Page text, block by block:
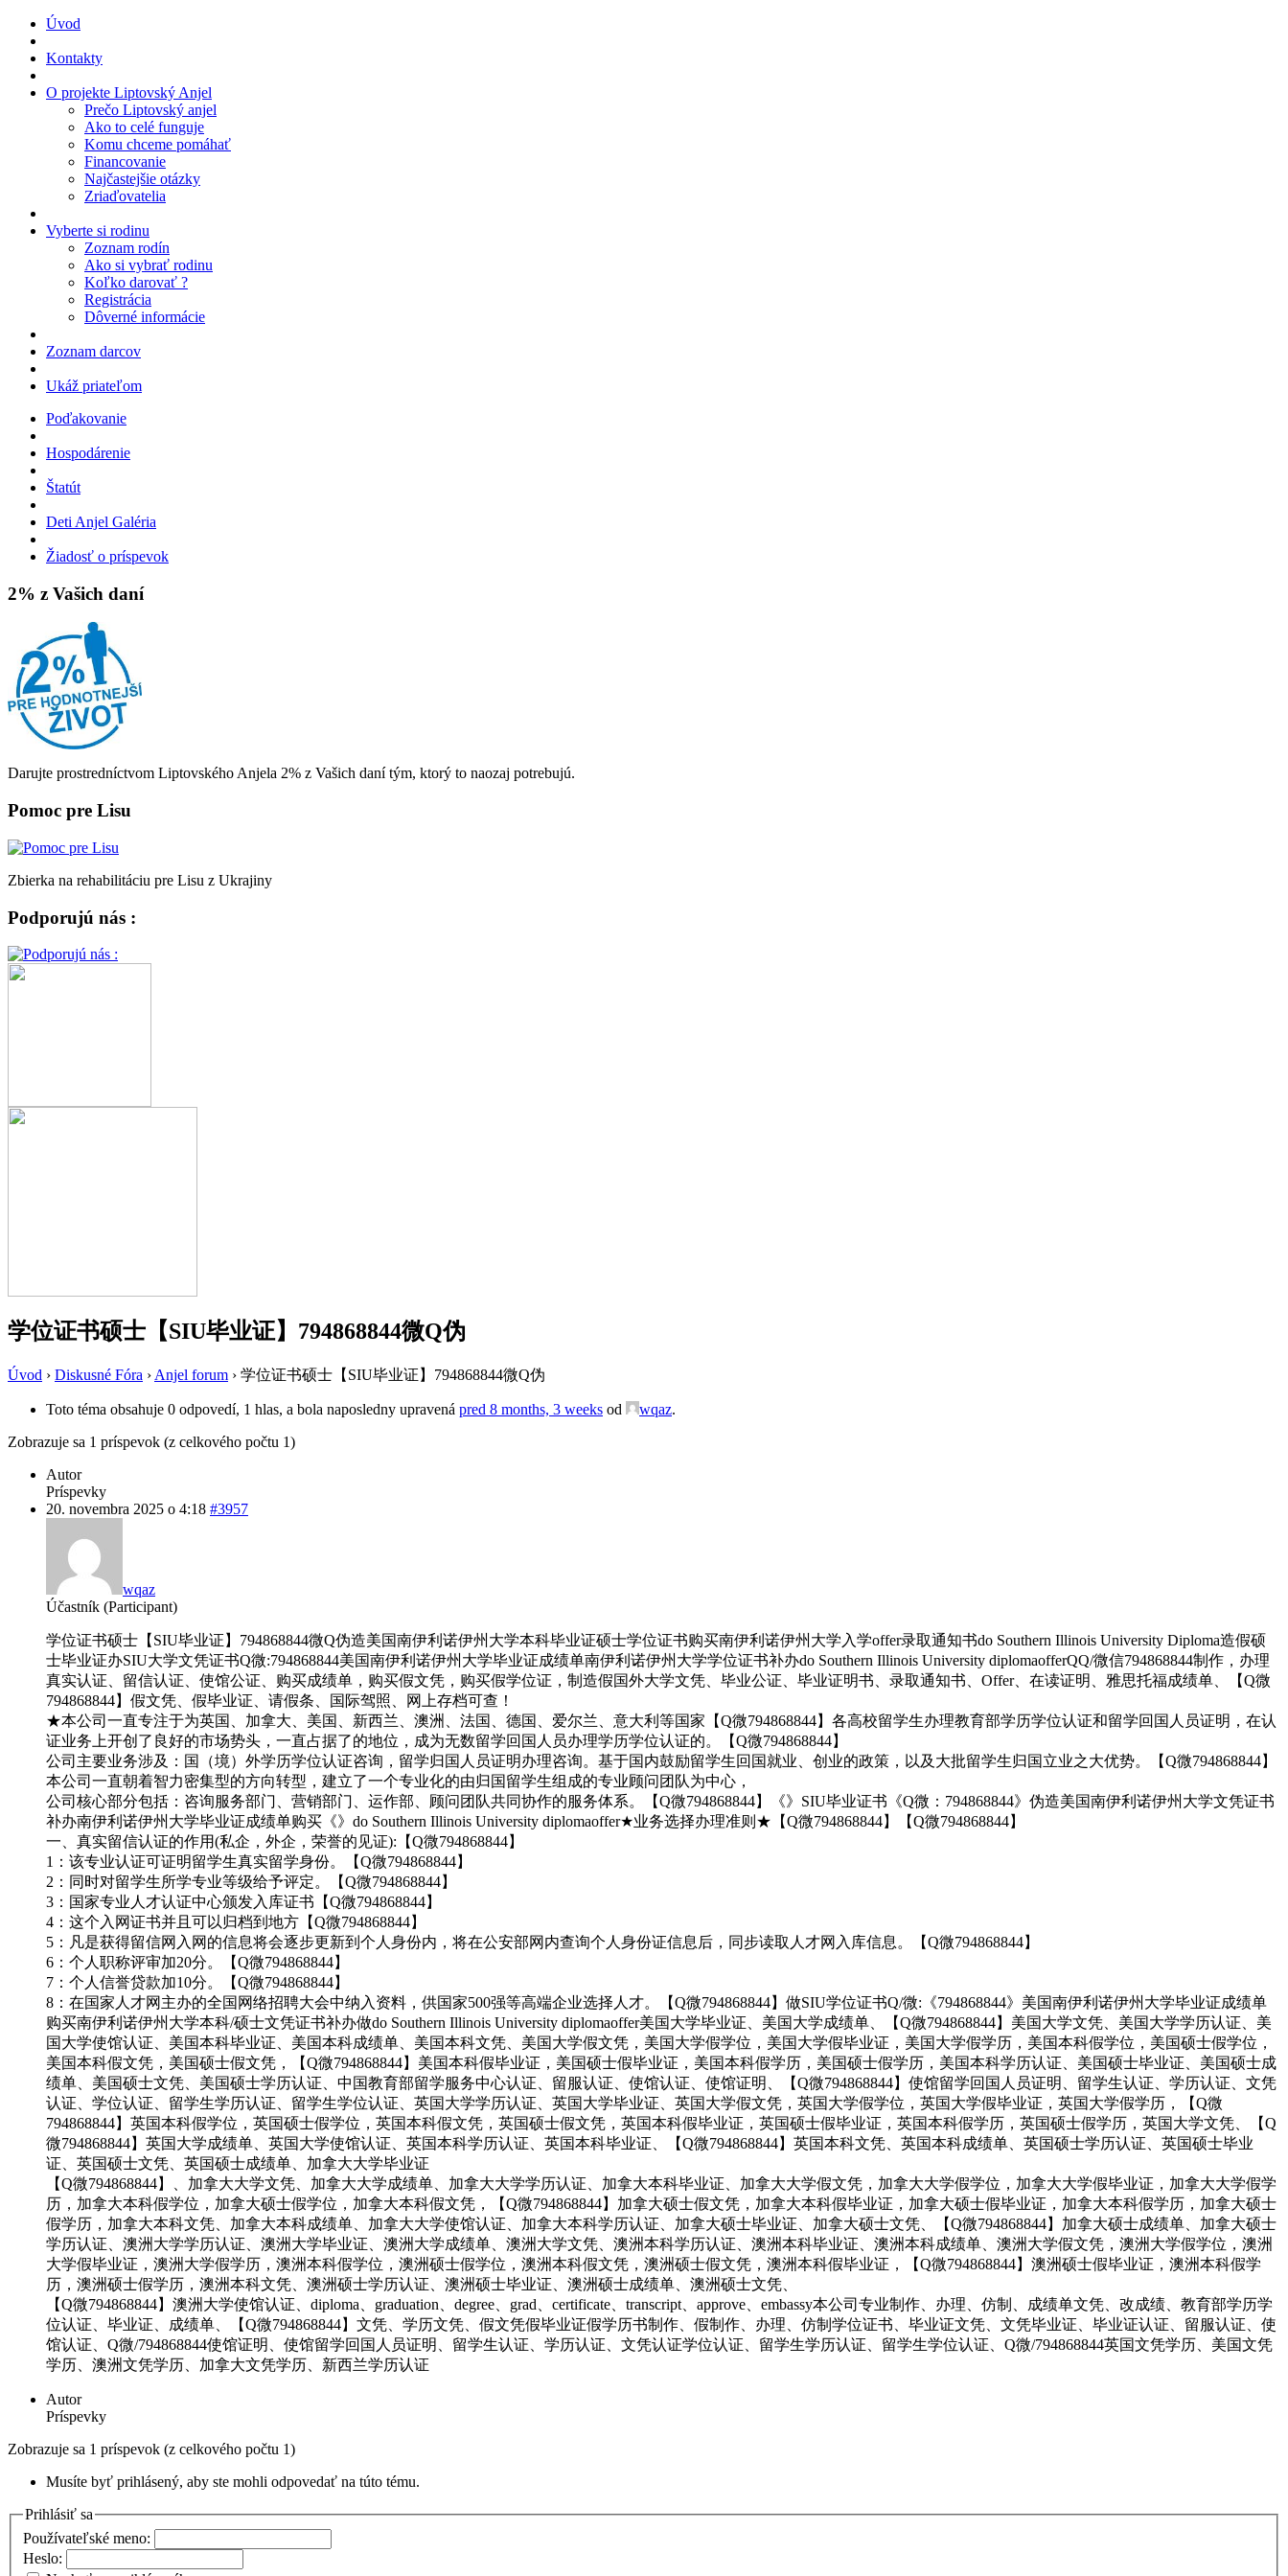
Úvod
Kontakty
O projekte Liptovský Anjel
Prečo Liptovský anjel
Ako to celé funguje
Komu chceme pomáhať
Financovanie
Najčastejšie otázky
Zriaďovatelia
Vyberte si rodinu
Zoznam rodín
Ako si vybrať rodinu
Koľko darovať ?
Registrácia
Dôverné informácie
Zoznam darcov
Ukáž priateľom
Poďakovanie
Hospodárenie
Štatút
Deti Anjel Galéria
Žiadosť o príspevok
2% z Vašich daní
Darujte prostredníctvom Liptovského Anjela 2% z Vašich daní tým, ktorý to naozaj potrebujú.
Pomoc pre Lisu
Zbierka na rehabilitáciu pre Lisu z Ukrajiny
Podporujú nás :
学位证书硕士【SIU毕业证】794868844微Q伪
Úvod › Diskusné Fóra › Anjel forum › 学位证书硕士【SIU毕业证】794868844微Q伪
Toto téma obsahuje 0 odpovedí, 1 hlas, a bola naposledny upravená pred 8 months, 3 weeks od wqaz.
Zobrazuje sa 1 príspevok (z celkového počtu 1)
Autor
Príspevky
20. novembra 2025 o 4:18 #3957
wqaz
Účastník (Participant)
学位证书硕士【SIU毕业证】794868844微Q伪造美国南伊利诺伊州大学本科毕业证硕士学位证书购买南伊利诺伊州大学入学offer录取通知书do Southern Illinois University Diploma造假硕
士毕业证办SIU大学文凭证书Q微:794868844美国南伊利诺伊州大学毕业证成绩单南伊利诺伊州大学学位证书补办do Southern Illinois University diplomaofferQQ/微信794868844制作，办理
真实认证、留信认证、使馆公证、购买成绩单，购买假文凭，购买假学位证，制造假国外大学文凭、毕业公证、毕业证明书、录取通知书、Offer、在读证明、雅思托福成绩单、【Q微
794868844】假文凭、假毕业证、请假条、国际驾照、网上存档可查！
★本公司一直专注于为英国、加拿大、美国、新西兰、澳洲、法国、德国、爱尔兰、意大利等国家【Q微794868844】各高校留学生办理教育部学历学位认证和留学回国人员证明，在认
证业务上开创了良好的市场势头，一直占据了的地位，成为无数留学回国人员办理学历学位认证的。【Q微794868844】
公司主要业务涉及：国（境）外学历学位认证咨询，留学归国人员证明办理咨询。基于国内鼓励留学生回国就业、创业的政策，以及大批留学生归国立业之大优势。【Q微794868844】
本公司一直朝着智力密集型的方向转型，建立了一个专业化的由归国留学生组成的专业顾问团队为中心，
公司核心部分包括：咨询服务部门、营销部门、运作部、顾问团队共同协作的服务体系。【Q微794868844】《》SIU毕业证书《Q微：794868844》伪造美国南伊利诺伊州大学文凭证书
补办南伊利诺伊州大学毕业证成绩单购买《》do Southern Illinois University diplomaoffer★业务选择办理准则★【Q微794868844】【Q微794868844】
一、真实留信认证的作用(私企，外企，荣誉的见证):【Q微794868844】
1：该专业认证可证明留学生真实留学身份。【Q微794868844】
2：同时对留学生所学专业等级给予评定。【Q微794868844】
3：国家专业人才认证中心颁发入库证书【Q微794868844】
4：这个入网证书并且可以归档到地方【Q微794868844】
5：凡是获得留信网入网的信息将会逐步更新到个人身份内，将在公安部网内查询个人身份证信息后，同步读取人才网入库信息。【Q微794868844】
6：个人职称评审加20分。【Q微794868844】
7：个人信誉贷款加10分。【Q微794868844】
8：在国家人才网主办的全国网络招聘大会中纳入资料，供国家500强等高端企业选择人才。【Q微794868844】做SIU学位证书Q/微:《794868844》美国南伊利诺伊州大学毕业证成绩单
购买南伊利诺伊州大学本科/硕士文凭证书补办做do Southern Illinois University diplomaoffer美国大学毕业证、美国大学成绩单、【Q微794868844】美国大学文凭、美国大学学历认证、美
国大学使馆认证、美国本科毕业证、美国本科成绩单、美国本科文凭、美国大学假文凭，美国大学假学位，美国大学假毕业证，美国大学假学历，美国本科假学位，美国硕士假学位，
美国本科假文凭，美国硕士假文凭，【Q微794868844】美国本科假毕业证，美国硕士假毕业证，美国本科假学历，美国硕士假学历，美国本科学历认证、美国硕士毕业证、美国硕士成
绩单、美国硕士文凭、美国硕士学历认证、中国教育部留学服务中心认证、留服认证、使馆认证、使馆证明、【Q微794868844】使馆留学回国人员证明、留学生认证、学历认证、文凭
认证、学位认证、留学生学历认证、留学生学位认证、英国大学学历认证、英国大学毕业证、英国大学假文凭，英国大学假学位，英国大学假毕业证，英国大学假学历，【Q微
794868844】英国本科假学位，英国硕士假学位，英国本科假文凭，英国硕士假文凭，英国本科假毕业证，英国硕士假毕业证，英国本科假学历，英国硕士假学历，英国大学文凭、【Q
微794868844】英国大学成绩单、英国大学使馆认证、英国本科学历认证、英国本科毕业证、【Q微794868844】英国本科文凭、英国本科成绩单、英国硕士学历认证、英国硕士毕业
证、英国硕士文凭、英国硕士成绩单、加拿大大学毕业证
【Q微794868844】、加拿大大学文凭、加拿大大学成绩单、加拿大大学学历认证、加拿大本科毕业证、加拿大大学假文凭，加拿大大学假学位，加拿大大学假毕业证，加拿大大学假学
历，加拿大本科假学位，加拿大硕士假学位，加拿大本科假文凭，【Q微794868844】加拿大硕士假文凭，加拿大本科假毕业证，加拿大硕士假毕业证，加拿大本科假学历，加拿大硕士
假学历，加拿大本科文凭、加拿大本科成绩单、加拿大大学使馆认证、加拿大本科学历认证、加拿大硕士毕业证、加拿大硕士文凭、【Q微794868844】加拿大硕士成绩单、加拿大硕士
学历认证、澳洲大学学历认证、澳洲大学毕业证、澳洲大学成绩单、澳洲大学文凭、澳洲本科学历认证、澳洲本科毕业证、澳洲本科成绩单、澳洲大学假文凭，澳洲大学假学位，澳洲
大学假毕业证，澳洲大学假学历，澳洲本科假学位，澳洲硕士假学位，澳洲本科假文凭，澳洲硕士假文凭，澳洲本科假毕业证，【Q微794868844】澳洲硕士假毕业证，澳洲本科假学
历，澳洲硕士假学历，澳洲本科文凭、澳洲硕士学历认证、澳洲硕士毕业证、澳洲硕士成绩单、澳洲硕士文凭、
【Q微794868844】澳洲大学使馆认证、diploma、graduation、degree、grad、certificate、transcript、approve、embassy本公司专业制作、办理、仿制、成绩单文凭、改成绩、教育部学历学
位认证、毕业证、成绩单、【Q微794868844】文凭、学历文凭、假文凭假毕业证假学历书制作、假制作、办理、仿制学位证书、毕业证文凭、文凭毕业证、毕业证认证、留服认证、使
馆认证、Q微/794868844使馆证明、使馆留学回国人员证明、留学生认证、学历认证、文凭认证学位认证、留学生学历认证、留学生学位认证、Q微/794868844英国文凭学历、美国文凭
学历、澳洲文凭学历、加拿大文凭学历、新西兰学历认证
Autor
Príspevky
Zobrazuje sa 1 príspevok (z celkového počtu 1)
Musíte byť prihlásený, aby ste mohli odpovedať na túto tému.
Prihlásiť sa
Používateľské meno:
Heslo: